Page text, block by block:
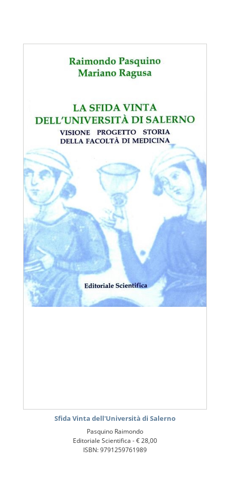
Sfida Vinta dell'Università di Salerno
Pasquino Raimondo
Editoriale Scientifica -€ 28,00
ISBN: 9791259761989